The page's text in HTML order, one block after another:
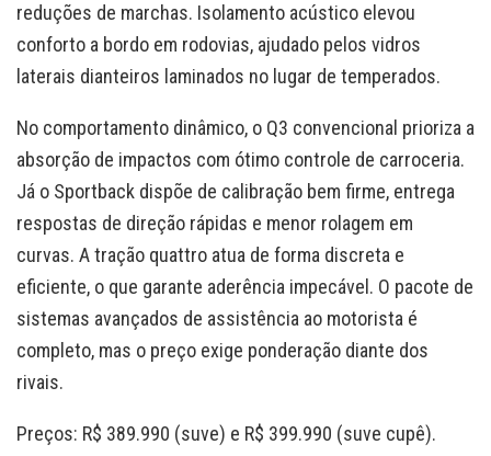
reduções de marchas. Isolamento acústico elevou
conforto a bordo em rodovias, ajudado pelos vidros
laterais dianteiros laminados no lugar de temperados.
No comportamento dinâmico, o Q3 convencional prioriza a
absorção de impactos com ótimo controle de carroceria.
Já o Sportback dispõe de calibração bem firme, entrega
respostas de direção rápidas e menor rolagem em
curvas. A tração quattro atua de forma discreta e
eficiente, o que garante aderência impecável. O pacote de
sistemas avançados de assistência ao motorista é
completo, mas o preço exige ponderação diante dos
rivais.
Preços: R$ 389.990 (suve) e R$ 399.990 (suve cupê).